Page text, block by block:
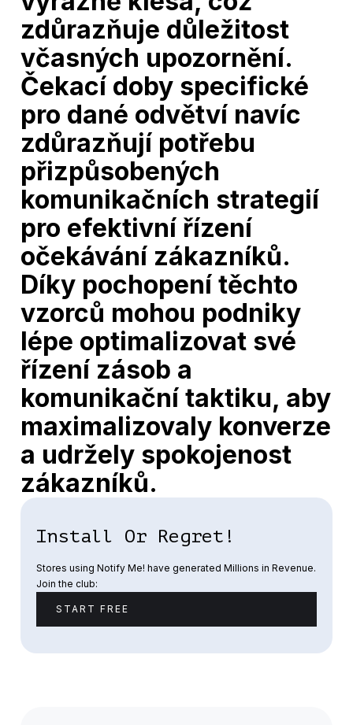
zdůrazňuje důležitost
včasných upozornění.
Čekací doby specifické
pro dané odvětví navíc
zdůrazňují potřebu
přizpůsobených
komunikačních strategií
pro efektivní řízení
očekávání zákazníků.
Díky pochopení těchto
vzorců mohou podniky
lépe optimalizovat své
řízení zásob a
komunikační taktiku, aby
maximalizovaly konverze
a udržely spokojenost
zákazníků.
Install Or Regret!
Stores using Notify Me! have generated Millions in Revenue.
Join the club:
START FREE